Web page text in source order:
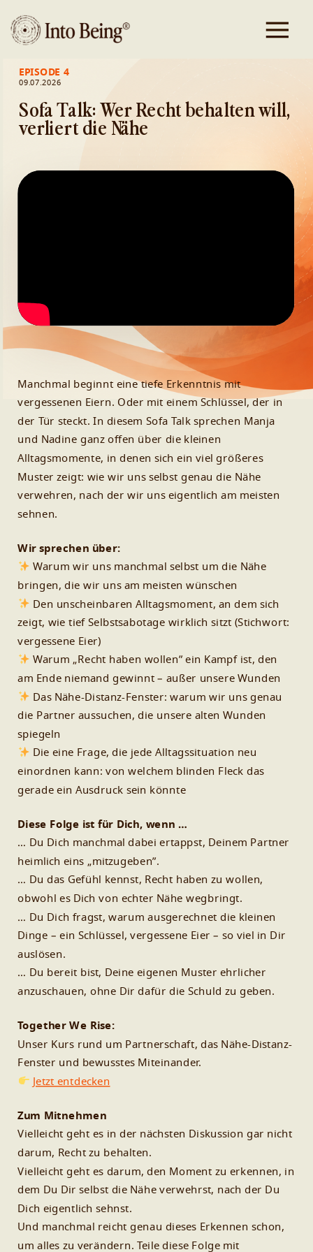
Sofa Talk: Wer Recht behalten will,
verliert die Nähe
EPISODE 4
09.07.2026
Manchmal beginnt eine tiefe Erkenntnis mit
vergessenen Eiern. Oder mit einem Schlüssel, der in
der Tür steckt. In diesem Sofa Talk sprechen Manja
und Nadine ganz offen über die kleinen
Alltagsmomente, in denen sich ein viel größeres
Muster zeigt: wie wir uns selbst genau die Nähe
verwehren, nach der wir uns eigentlich am meisten
sehnen.
Wir sprechen über:
Warum wir uns manchmal selbst um die Nähe
bringen, die wir uns am meisten wünschen
Den unscheinbaren Alltagsmoment, an dem sich
zeigt, wie tief Selbstsabotage wirklich sitzt (Stichwort:
vergessene Eier)
Warum „Recht haben wollen” ein Kampf ist, den
am Ende niemand gewinnt – außer unsere Wunden
Das Nähe-Distanz-Fenster: warum wir uns genau
die Partner aussuchen, die unsere alten Wunden
spiegeln
Die eine Frage, die jede Alltagssituation neu
einordnen kann: von welchem blinden Fleck das
gerade ein Ausdruck sein könnte
Diese Folge ist für Dich, wenn …
… Du Dich manchmal dabei ertappst, Deinem Partner
heimlich eins „mitzugeben”.
… Du das Gefühl kennst, Recht haben zu wollen,
obwohl es Dich von echter Nähe wegbringt.
… Du Dich fragst, warum ausgerechnet die kleinen
Dinge – ein Schlüssel, vergessene Eier – so viel in Dir
auslösen.
… Du bereit bist, Deine eigenen Muster ehrlicher
anzuschauen, ohne Dir dafür die Schuld zu geben.
Together We Rise:
Unser Kurs rund um Partnerschaft, das Nähe-Distanz-
Fenster und bewusstes Miteinander.
Jetzt entdecken
Zum Mitnehmen
Vielleicht geht es in der nächsten Diskussion gar nicht
darum, Recht zu behalten.
Vielleicht geht es darum, den Moment zu erkennen, in
dem Du Dir selbst die Nähe verwehrst, nach der Du
Dich eigentlich sehnst.
Und manchmal reicht genau dieses Erkennen schon,
um alles zu verändern. Teile diese Folge mit